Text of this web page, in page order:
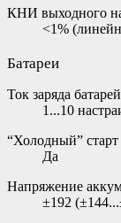
КНИ выходного
<1%
Батареи
Ток заряда
1...10
“Холодный” старт
Да
Напряжение
±192